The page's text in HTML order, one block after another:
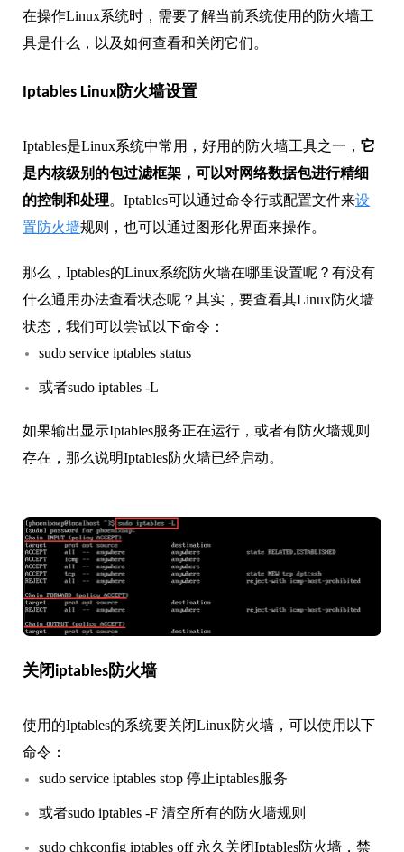
在操作Linux系统时，需要了解当前系统使用的防火墙工
具是什么，以及如何查看和关闭它们。
Iptables Linux防火墙设置
Iptables是Linux系统中常用，好用的防火墙工具之一， 它
是内核级别的包过滤框架，可以对网络数据包进行精细
的控制和处理。Iptables可以通过命令行或配置文件来设
置防火墙规则，也可以通过图形化界面来操作。
那么，Iptables的Linux系统防火墙在哪里设置呢？有没有
什么通用办法查看状态呢？其实，要查看其Linux防火墙
状态，我们可以尝试以下命令：
sudo service iptables status
或者sudo iptables -L
如果输出显示Iptables服务正在运行，或者有防火墙规则
存在，那么说明Iptables防火墙已经启动。
关闭iptables防火墙
使用的Iptables的系统要关闭Linux防火墙，可以使用以下
命令：
sudo service iptables stop 停止iptables服务
或者sudo iptables -F 清空所有的防火墙规则
sudo chkconfig iptables off 永久关闭Iptables防火墙，禁